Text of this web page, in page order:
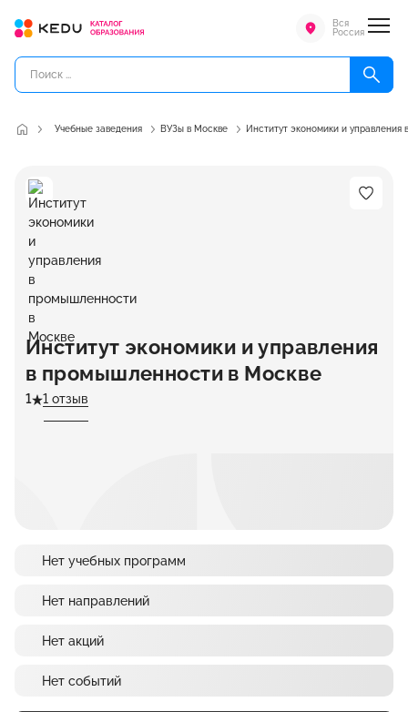
Вся
Россия
Учебные заведения ВУЗы в Москве Институт экономики и
Институт экономики и управления
в промышленности в Москве
1 1 отзыв
Нет учебных программ
Нет направлений
Нет акций
Нет событий